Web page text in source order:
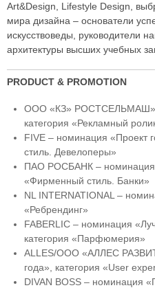
Art&Design, Lifestyle Design,
мира дизайна – основатели
искусствоведы, руководители
архитектуры высших учебных
PRODUCT & PROMOTION
ООО «КЗ» РОСТСЕЛЬМАШ» –
категория «Рекламный
FIVE – номинация «Проект
стиль. Девелоперы»
ПАО РОСБАНК – номинация
«Фирменный стиль. Банки»
NL INTERNATIONAL –
«Ребрендинг»
FABERLIC – номинация
категория «Парфюмерия»
ALLES/ООО «АЛЛЕС
года», категория «User
DIVAN BOSS – номинация